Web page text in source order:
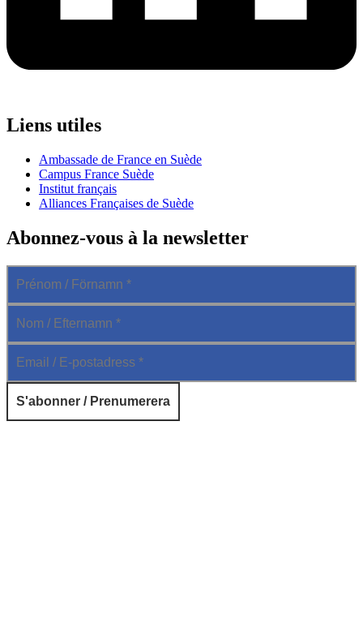
Liens utiles
Ambassade de France en Suède
Campus France Suède
Institut français
Alliances Françaises de Suède
Abonnez-vous à la newsletter